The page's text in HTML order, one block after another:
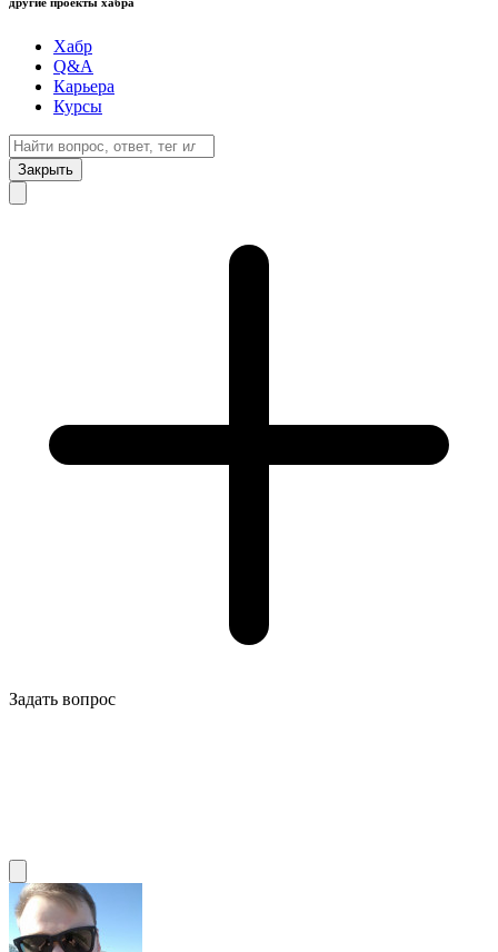
Хабр
Q&A
Карьера
Курсы
Закрыть
Задать вопрос